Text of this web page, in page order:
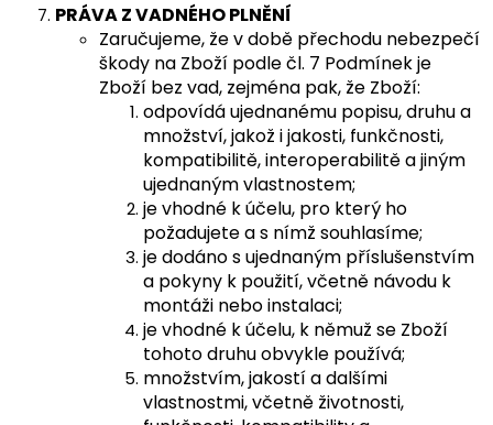
PRÁVA Z VADNÉHO PLNĚNÍ
Zaručujeme, že v době přechodu nebezpečí
škody na Zboží podle čl. 7 Podmínek je
Zboží bez vad, zejména pak, že Zboží:
odpovídá ujednanému popisu, druhu a
množství, jakož i jakosti, funkčnosti,
kompatibilitě, interoperabilitě a jiným
ujednaným vlastnostem;
je vhodné k účelu, pro který ho
požadujete a s nímž souhlasíme;
je dodáno s ujednaným příslušenstvím
a pokyny k použití, včetně návodu k
montáži nebo instalaci;
je vhodné k účelu, k němuž se Zboží
tohoto druhu obvykle používá;
množstvím, jakostí a dalšími
vlastnostmi, včetně životnosti,